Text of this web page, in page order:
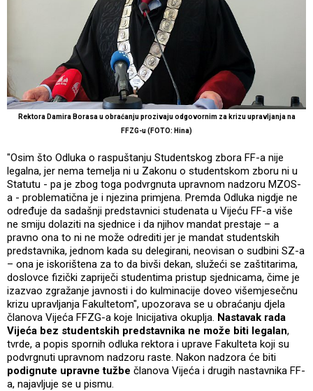
Rektora Damira Borasa u obraćanju prozivaju odgovornim za krizu upravljanja na
FFZG-u (FOTO: Hina)
"Osim što Odluka o raspuštanju Studentskog zbora FF-a nije
legalna, jer nema temelja ni u Zakonu o studentskom zboru ni u
Statutu - pa je zbog toga podvrgnuta upravnom nadzoru MZOS-
a - problematična je i njezina primjena. Premda Odluka nigdje ne
određuje da sadašnji predstavnici studenata u Vijeću FF-a više
ne smiju dolaziti na sjednice i da njihov mandat prestaje – a
pravno ona to ni ne može odrediti jer je mandat studentskih
predstavnika, jednom kada su delegirani, neovisan o sudbini SZ-a
– ona je iskorištena za to da bivši dekan, služeći se zaštitarima,
doslovce fizički zapriječi studentima pristup sjednicama, čime je
izazvao zgražanje javnosti i do kulminacije doveo višemjesečnu
krizu upravljanja Fakultetom", upozorava se u obraćanju djela
članova Vijeća FFZG-a koje Inicijativa okuplja. Nastavak rada
Vijeća bez studentskih predstavnika ne može biti legalan,
tvrde, a popis spornih odluka rektora i uprave Fakulteta koji su
podvrgnuti upravnom nadzoru raste. Nakon nadzora će biti
podignute upravne tužbe članova Vijeća i drugih nastavnika FF-
a, najavljuje se u pismu.